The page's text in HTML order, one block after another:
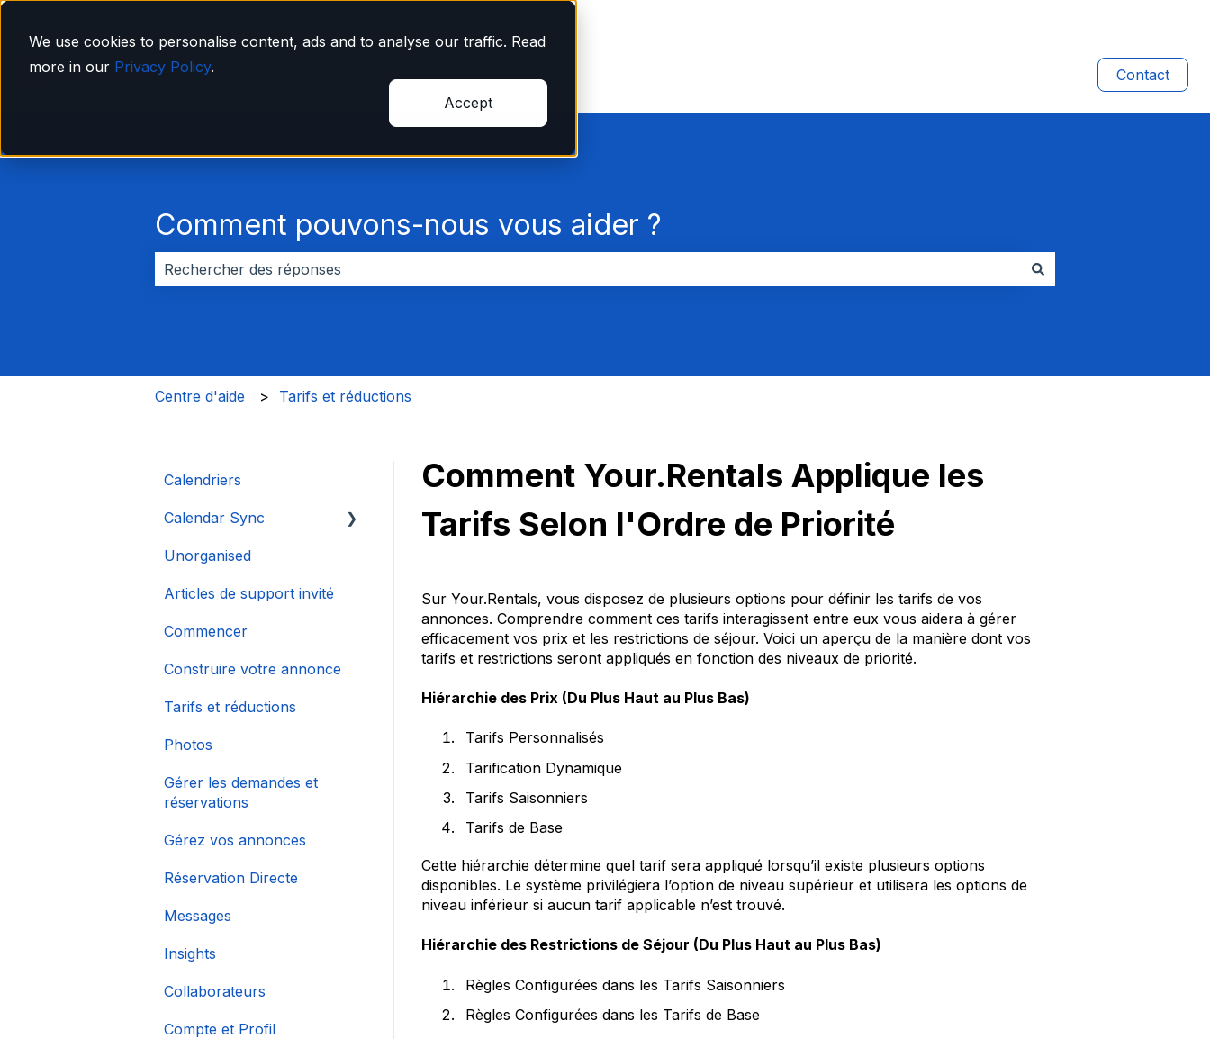
We use cookies to personalise content, ads and to analyse our traffic. Read
more in our Privacy Policy.
Accept
Contact
Comment pouvons-nous vous aider ?
Centre d'aide Tarifs et réductions
Comment Your.Rentals Applique les
Tarifs Selon l'Ordre de Priorité
Sur Your.Rentals, vous disposez de plusieurs options pour définir les tarifs de vos
annonces. Comprendre comment ces tarifs interagissent entre eux vous aidera à gérer
efficacement vos prix et les restrictions de séjour. Voici un aperçu de la manière dont vos
tarifs et restrictions seront appliqués en fonction des niveaux de priorité.
Hiérarchie des Prix (Du Plus Haut au Plus Bas)
Tarifs Personnalisés
Tarification Dynamique
Tarifs Saisonniers
Tarifs de Base
Cette hiérarchie détermine quel tarif sera appliqué lorsqu’il existe plusieurs options
disponibles. Le système privilégiera l’option de niveau supérieur et utilisera les options de
niveau inférieur si aucun tarif applicable n’est trouvé.
Hiérarchie des Restrictions de Séjour (Du Plus Haut au Plus Bas)
Règles Configurées dans les Tarifs Saisonniers
Règles Configurées dans les Tarifs de Base
Calendriers
Calendar Sync
Importation de
Unorganised
Articles de support invité
Commencer
Construire votre annonce
Tarifs et réductions
Photos
Gérer les demandes et
réservations
Gérez vos annonces
Réservation Directe
Messages
Insights
Collaborateurs
Compte et Profil